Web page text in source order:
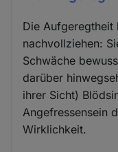
Die Aufgeregtheit
nachvollziehen:
Schwäche
darüber
ihrer Sicht)
Angefressensein
Wirklichkeit.